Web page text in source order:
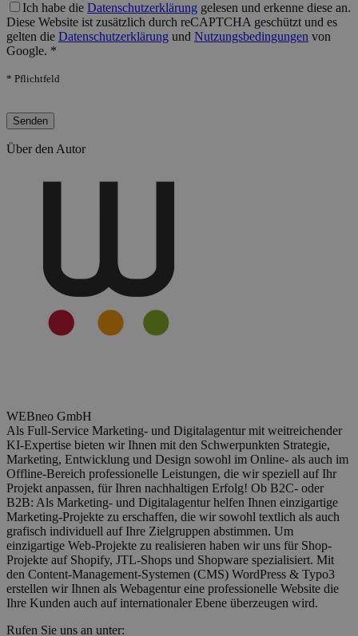
Ich habe die Datenschutzerklärung gelesen und erkenne diese an.
Diese Website ist zusätzlich durch reCAPTCHA geschützt und es
gelten die Datenschutzerklärung und Nutzungsbedingungen von
Google. *
* Pflichtfeld
Über den Autor
WEBneo GmbH
Als Full-Service Marketing- und Digitalagentur mit weitreichender
KI-Expertise bieten wir Ihnen mit den Schwerpunkten Strategie,
Marketing, Entwicklung und Design sowohl im Online- als auch im
Offline-Bereich professionelle Leistungen, die wir speziell auf Ihr
Projekt anpassen, für Ihren nachhaltigen Erfolg! Ob B2C- oder
B2B: Als Marketing- und Digitalagentur helfen Ihnen einzigartige
Marketing-Projekte zu erschaffen, die wir sowohl textlich als auch
grafisch individuell auf Ihre Zielgruppen abstimmen. Um
einzigartige Web-Projekte zu realisieren haben wir uns für Shop-
Projekte auf Shopify, JTL-Shops und Shopware spezialisiert. Mit
den Content-Management-Systemen (CMS) WordPress & Typo3
erstellen wir Ihnen als Webagentur eine professionelle Website die
Ihre Kunden auch auf internationaler Ebene überzeugen wird.
Rufen Sie uns an unter: